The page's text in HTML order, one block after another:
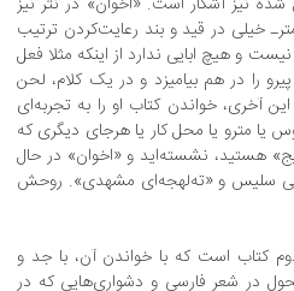
خیلی در قید و بند رعایت‌کردن ترتیب
و هیچ ابایی ندارد از اینکه مثلا فعل
پیرو را در هم بیامیزد و در یک کلام، لحن
آخری، خواندن کتاب او را به تجربه‌ای
یا مترو یا محل کار یا هرجای دیگری که
هستید، نشسته‌اید و «اخوان» در حال
سلیس و «ته‌لهجه‌ای مشهدی». روحش
کتاب است که با خواندن آن، با جد و
در شعر فارسی و دشواری‌هایی که در